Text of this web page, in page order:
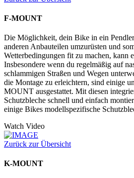
F-MOUNT
Die Möglichkeit, dein Bike in ein
anderen Anbauteilen umzurüsten und
Wetterbedingungen fit zu machen, kann
Insbesondere wenn du regelmäßig auf
schlammigen Straßen und Wegen
die Montage zu erleichtern, sind einige
MOUNT ausgestattet. Mit diesen
Schutzbleche schnell und einfach
einige Bikes modellspezifische
Watch Video
Zurück zur Übersicht
K-MOUNT